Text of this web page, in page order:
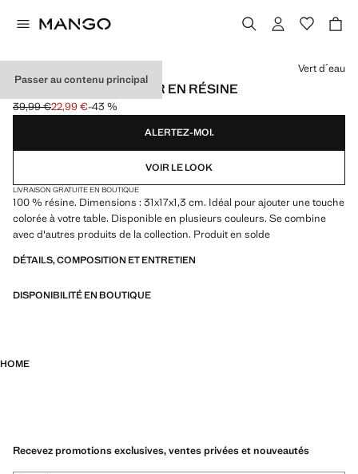
Passer au contenu principal
PLANCHE À DÉCOUPER EN RÉSINE
Prix initial barré [39,99 € ]
39,99 €
Prix actuel [22,99 € ]
22,99 €-43 %
Choisissez une couleur
Vert d´eau
ALERTEZ-MOI.
VOIR LE LOOK
LIVRAISON GRATUITE EN BOUTIQUE
100 % résine. Dimensions : 31x17x1,3 cm. Idéal pour ajouter une touche
colorée à votre table. Disponible en plusieurs couleurs. Se combine
avec d'autres produits de la collection. Produit en solde
DÉTAILS, COMPOSITION ET ENTRETIEN
DISPONIBILITÉ EN BOUTIQUE
HOME
Recevez promotions exclusives, ventes privées et nouveautés